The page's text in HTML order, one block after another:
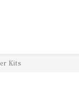
Kits